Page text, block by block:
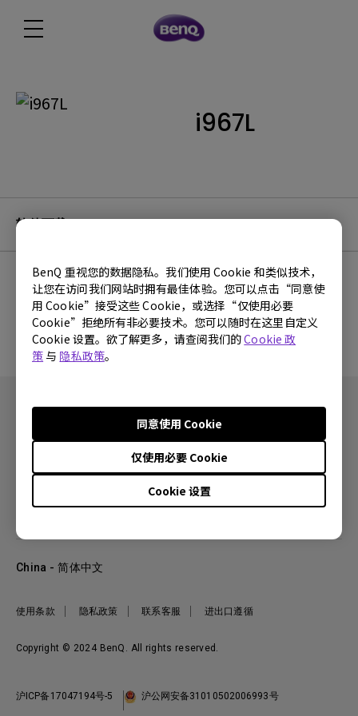
BenQ 重视您的数据隐私。我们使用 Cookie 和类似技术，
让您在访问我们网站时拥有最佳体验。您可以点击“同意使
用 Cookie”接受这些 Cookie，或选择“仅使用必要
Cookie”拒绝所有非必要技术。您可以随时在这里自定义
Cookie 设置。欲了解更多，请查阅我们的Cookie 政
策 与 隐私政策。
Cookie 设置
仅使用必要 Cookie
同意使用 Cookie
i967L
软件下载
没有软件与驱动程序
显示器
明基友达集团
企业社会责任
档案下载与常见问题
Copyright © 2024 BenQ. All rights reserved.
使用条款 隐私政策 联系客服 进出口遵循
China - 简体中文
沪ICP备17047194号-5 沪公网安备31010502006993号